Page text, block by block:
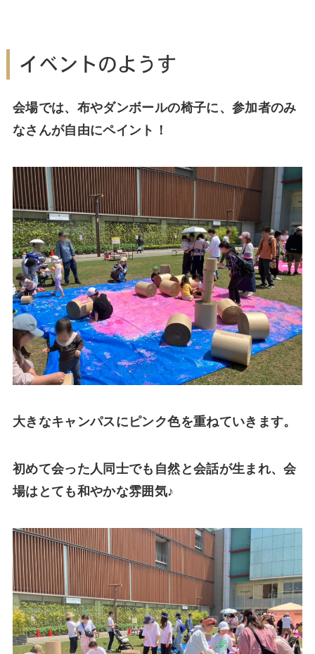
イベントのようす
会場では、布やダンボールの椅子に、参加者のみ
なさんが自由にペイント！
大きなキャンパスにピンク色を重ねていきます。
初めて会った人同士でも自然と会話が生まれ、会
場はとても和やかな雰囲気♪